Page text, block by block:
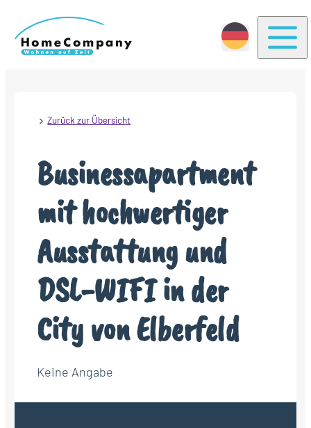
Zurück zur Übersicht
Businessapartment
mit hochwertiger
Ausstattung und
DSL-WIFI in der
City von Elberfeld
Keine Angabe